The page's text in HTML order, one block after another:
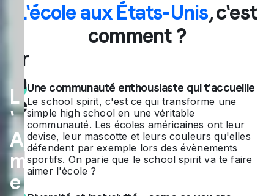
ogr
am
me
sc
ola
ire
L
'
A
m
e
L'école aux États-Unis, c'est
comment ?
Une communauté enthousiaste qui t'accueille
Le school spirit, c'est ce qui transforme une
simple high school en une véritable
communauté. Les écoles américaines ont leur
devise, leur mascotte et leurs couleurs qu'elles
défendent par exemple lors des évènements
sportifs. On parie que le school spirit va te faire
aimer l'école ?